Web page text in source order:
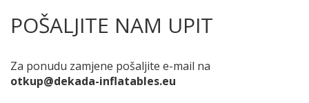
POŠALJITE NAM UPIT
Za ponudu zamjene pošaljite e-mail na
otkup@dekada-inflatables.eu